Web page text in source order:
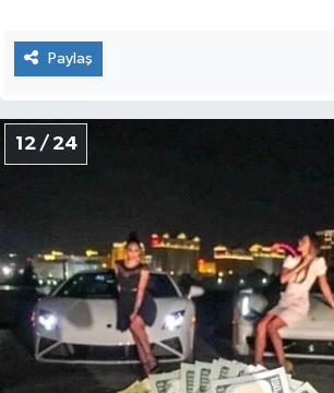
eğlence hiçbir zaman bitmiyor.
isterse, istedikleri an oradalar.
yaparken sosyal medyadan
zenginliklerini görgüsüzce
çılgın fotoğraflarını sizler için bir
İşte zenginliğin tadını çıkartmak
medyada saçmalayıp, tadını
paylaşım...